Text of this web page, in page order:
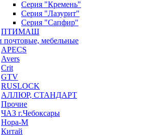
Серия "Кремень"
Серия "Лазурит"
Серия "Сапфир"
ПТИМАШ
почтовые, мебельные
APECS
Avers
Crit
GTV
RUSLOCK
АЛЛЮР, СТАНДАРТ
Прочие
ЧАЗ г.Чебоксары
Нора-М
Китай